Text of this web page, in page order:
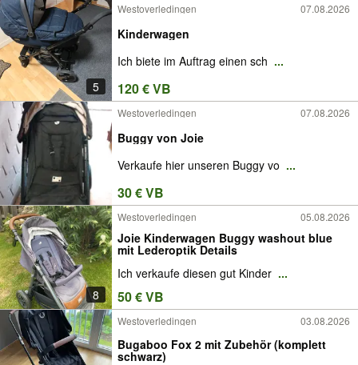
5
Westoverledingen 07.08.2026
Kinderwagen
Ich biete im Auftrag einen sch ...
120 € VB
Westoverledingen 07.08.2026
Buggy von Joie
Verkaufe hier unseren Buggy vo ...
30 € VB
8
Westoverledingen 05.08.2026
Joie Kinderwagen Buggy washout blue
mit Lederoptik Details
Ich verkaufe diesen gut Kinder ...
50 € VB
Westoverledingen 03.08.2026
Bugaboo Fox 2 mit Zubehör (komplett
schwarz)